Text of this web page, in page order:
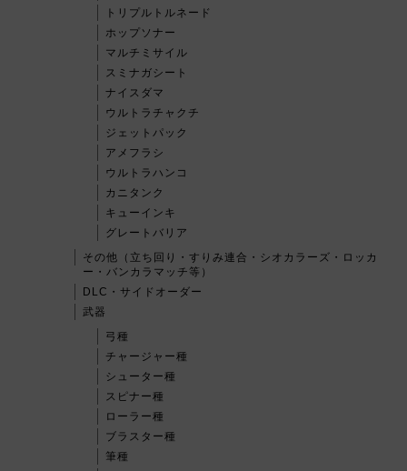
トリプルトルネード
ホップソナー
マルチミサイル
スミナガシート
ナイスダマ
ウルトラチャクチ
ジェットパック
アメフラシ
ウルトラハンコ
カニタンク
キューインキ
グレートバリア
その他（立ち回り・すりみ連合・シオカラーズ・ロッカ
ー・バンカラマッチ等）
DLC・サイドオーダー
武器
弓種
チャージャー種
シューター種
スピナー種
ローラー種
ブラスター種
筆種